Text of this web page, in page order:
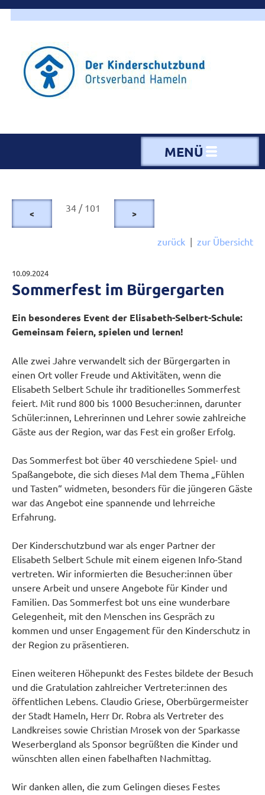
MENÜ
< 34 / 101 >
zurück | zur Übersicht
10.09.2024
Sommerfest im Bürgergarten
Ein besonderes Event der Elisabeth-Selbert-Schule:
Gemeinsam feiern, spielen und lernen!
Alle zwei Jahre verwandelt sich der Bürgergarten in
einen Ort voller Freude und Aktivitäten, wenn die
Elisabeth Selbert Schule ihr traditionelles Sommerfest
feiert. Mit rund 800 bis 1000 Besucher:innen, darunter
Schüler:innen, Lehrerinnen und Lehrer sowie zahlreiche
Gäste aus der Region, war das Fest ein großer Erfolg.
Das Sommerfest bot über 40 verschiedene Spiel- und
Spaßangebote, die sich dieses Mal dem Thema „Fühlen
und Tasten“ widmeten, besonders für die jüngeren Gäste
war das Angebot eine spannende und lehrreiche
Erfahrung.
Der Kinderschutzbund war als enger Partner der
Elisabeth Selbert Schule mit einem eigenen Info-Stand
vertreten. Wir informierten die Besucher:innen über
unsere Arbeit und unsere Angebote für Kinder und
Familien. Das Sommerfest bot uns eine wunderbare
Gelegenheit, mit den Menschen ins Gespräch zu
kommen und unser Engagement für den Kinderschutz in
der Region zu präsentieren.
Einen weiteren Höhepunkt des Festes bildete der Besuch
und die Gratulation zahlreicher Vertreter:innen des
öffentlichen Lebens. Claudio Griese, Oberbürgermeister
der Stadt Hameln, Herr Dr. Robra als Vertreter des
Landkreises sowie Christian Mrosek von der Sparkasse
Weserbergland als Sponsor begrüßten die Kinder und
wünschten allen einen fabelhaften Nachmittag.
Wir danken allen, die zum Gelingen dieses Festes